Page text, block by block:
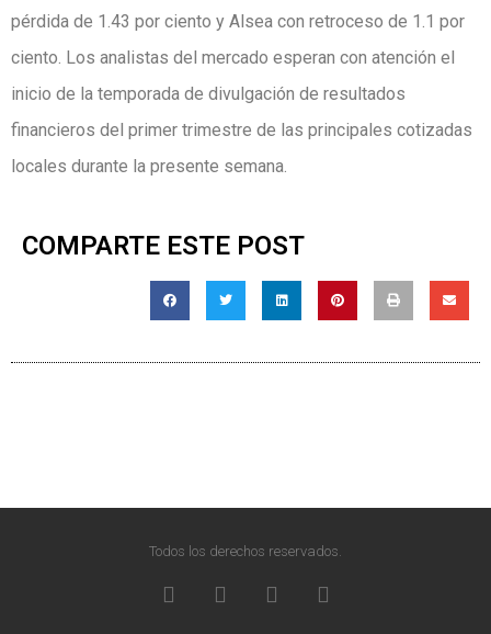
pérdida de 1.43 por ciento y Alsea con retroceso de 1.1 por
ciento. Los analistas del mercado esperan con atención el
inicio de la temporada de divulgación de resultados
financieros del primer trimestre de las principales cotizadas
locales durante la presente semana.
COMPARTE ESTE POST
Todos los derechos reservados.